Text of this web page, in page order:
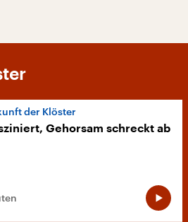
der Klöster
Gehorsam schreckt ab